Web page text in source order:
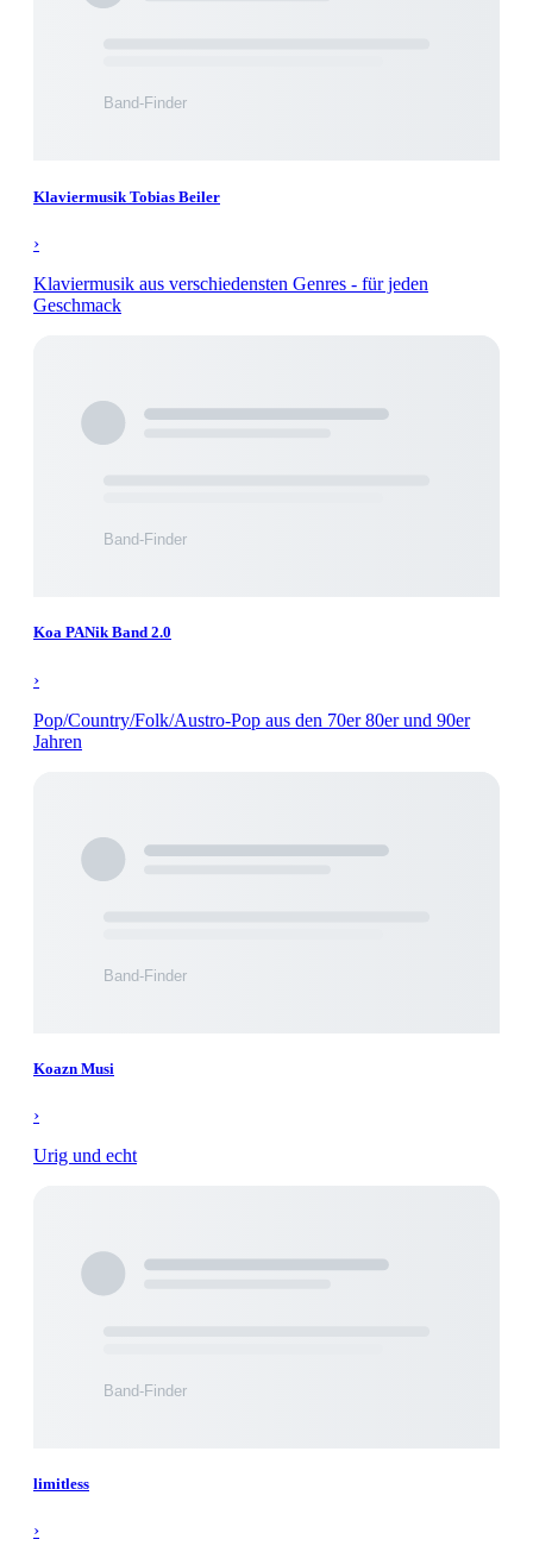
Klaviermusik Tobias Beiler
›
Klaviermusik aus verschiedensten Genres - für jeden
Geschmack
Koa PANik Band 2.0
›
Pop/Country/Folk/Austro-Pop aus den 70er 80er und 90er
Jahren
Koazn Musi
›
Urig und echt
limitless
›